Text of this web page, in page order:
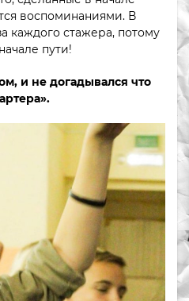
воспоминаниями. В
каждого стажера, потому
пути!
и не догадывался что